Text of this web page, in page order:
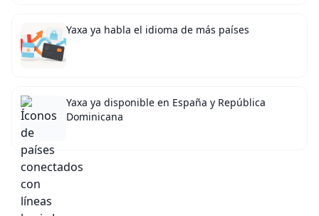
Yaxa ya habla el idioma de más países
Yaxa ya disponible en España y República
Dominicana